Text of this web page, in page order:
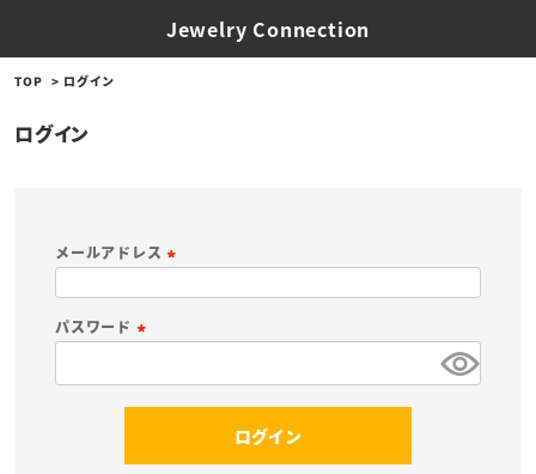
Jewelry Connection
TOP ログイン
ログイン
メールアドレス
須
パスワード
ログイン